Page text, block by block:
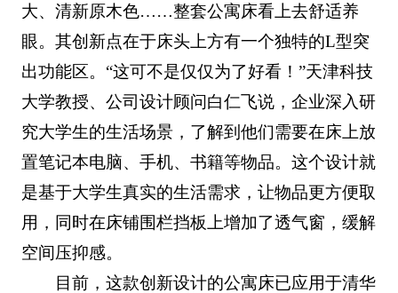
大、清新原木色……整套公寓床看上去舒适养
眼。其创新点在于床头上方有一个独特的L型突
出功能区。“这可不是仅仅为了好看！”天津科技
大学教授、公司设计顾问白仁飞说，企业深入研
究大学生的生活场景，了解到他们需要在床上放
置笔记本电脑、手机、书籍等物品。这个设计就
是基于大学生真实的生活需求，让物品更方便取
用，同时在床铺围栏挡板上增加了透气窗，缓解
空间压抑感。
目前，这款创新设计的公寓床已应用于清华